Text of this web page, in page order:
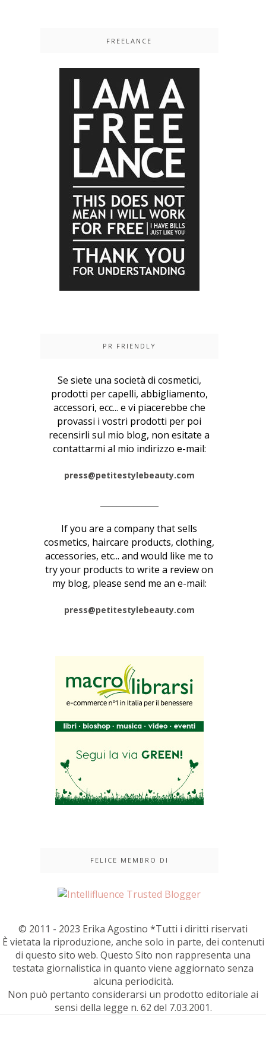
FREELANCE
PR FRIENDLY
Se siete una società di cosmetici,
prodotti per capelli, abbigliamento,
accessori, ecc... e vi piacerebbe che
provassi i vostri prodotti per poi
recensirli sul mio blog, non esitate a
contattarmi al mio indirizzo e-mail:
press@petitestylebeauty.com
If you are a company that sells
cosmetics, haircare products, clothing,
accessories, etc... and would like me to
try your products to write a review on
my blog, please send me an e-mail:
press@petitestylebeauty.com
FELICE MEMBRO DI
© 2011 - 2023 Erika Agostino *Tutti i diritti riservati
È vietata la riproduzione, anche solo in parte, dei contenuti
di questo sito web. Questo Sito non rappresenta una
testata giornalistica in quanto viene aggiornato senza
alcuna periodicità.
Non può pertanto considerarsi un prodotto editoriale ai
sensi della legge n. 62 del 7.03.2001.